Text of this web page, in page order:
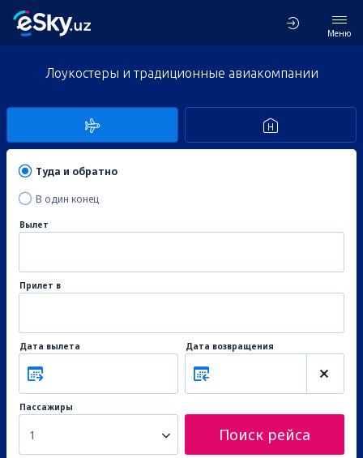
Меню
Лоукостеры и традиционные авиакомпании
Туда и обратно
В один конец
Вылет
Прилет в
Дата вылета Дата возвращения
Пассажиры
1 Поиск рейса